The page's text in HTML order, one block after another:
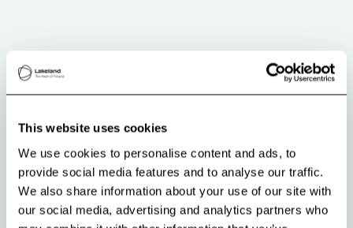
This website uses cookies
We use cookies to personalise content and ads, to
provide social media features and to analyse our traffic.
We also share information about your use of our site with
our social media, advertising and analytics partners who